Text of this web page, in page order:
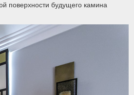
поверхности будущего камина